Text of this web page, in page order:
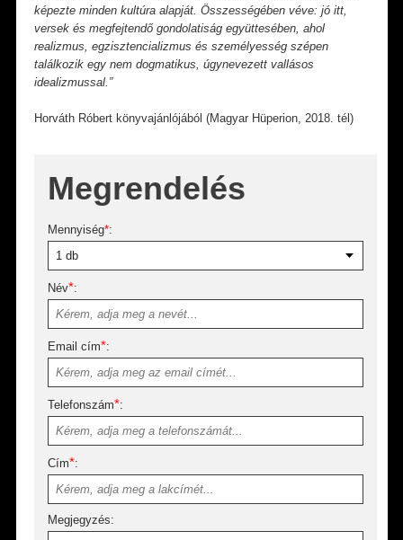
képezte minden kultúra alapját. Összességében véve: jó itt,
versek és megfejtendő gondolatiság együttesében, ahol
realizmus, egzisztencializmus és személyesség szépen
találkozik egy nem dogmatikus, úgynevezett vallásos
idealizmussal.”
Horváth Róbert könyvajánlójából (Magyar Hüperion, 2018. tél)
Megrendelés
Mennyiség*:
Név*:
Email cím*:
Telefonszám*:
Cím*:
Megjegyzés: